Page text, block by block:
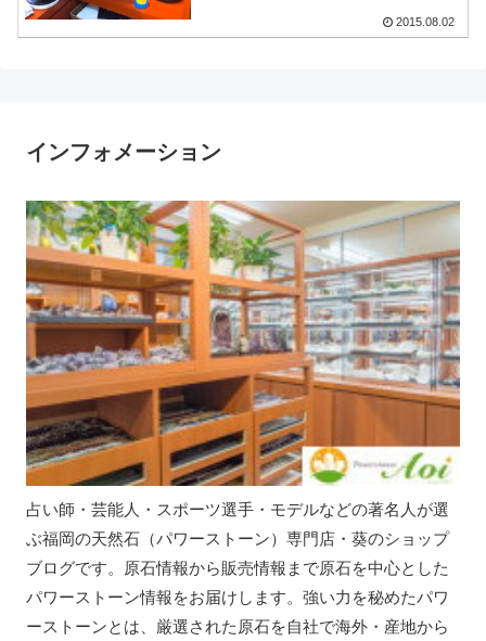
2015.08.02
インフォメーション
占い師・芸能人・スポーツ選手・モデルなどの著名人が選
ぶ福岡の天然石（パワーストーン）専門店・葵のショップ
ブログです。原石情報から販売情報まで原石を中心とした
パワーストーン情報をお届けします。強い力を秘めたパワ
ーストーンとは、厳選された原石を自社で海外・産地から